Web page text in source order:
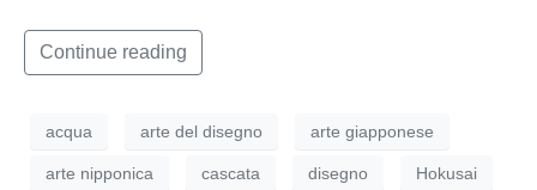
Continue reading
acqua arte del disegno arte giapponese
arte nipponica cascata disegno Hokusai